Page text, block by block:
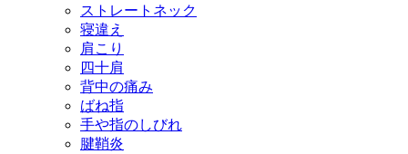
ストレートネック
寝違え
肩こり
四十肩
背中の痛み
ばね指
手や指のしびれ
腱鞘炎